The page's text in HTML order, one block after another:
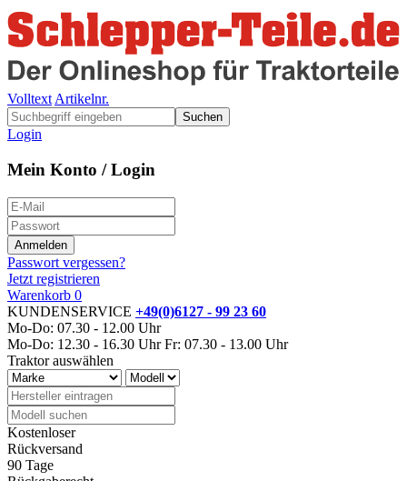
Volltext Artikelnr.
Suchen
Login
Mein Konto / Login
Passwort vergessen?
Jetzt registrieren
Warenkorb 0
KUNDENSERVICE +49(0)6127 - 99 23 60
Mo-Do: 07.30 - 12.00 Uhr
Mo-Do: 12.30 - 16.30 Uhr Fr: 07.30 - 13.00 Uhr
Traktor auswählen
Kostenloser
Rückversand
90 Tage